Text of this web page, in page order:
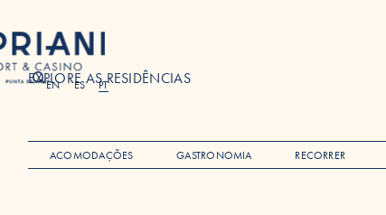
Search
EN ES PT
EXPLORE AS RESIDÊNCIAS
ACOMODAÇÕES GASTRONOMIA RECORRER